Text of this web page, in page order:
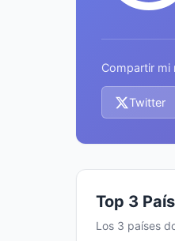
Compartir mi
Twitter
Top 3
Los 3 países